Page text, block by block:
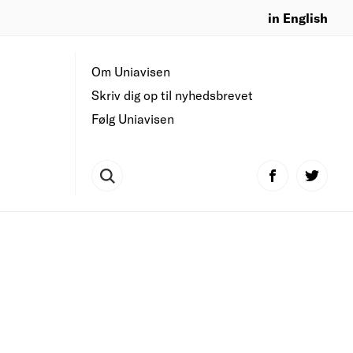
in English
Om Uniavisen
Skriv dig op til nyhedsbrevet
Følg Uniavisen